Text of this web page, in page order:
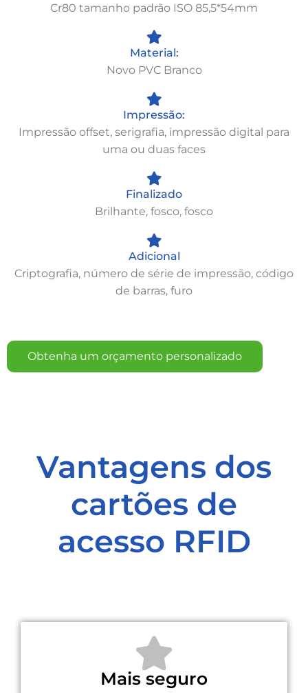
Cr80 tamanho padrão ISO 85,5*54mm
Material:
Novo PVC Branco
Impressão:
Impressão offset, serigrafia, impressão digital para
uma ou duas faces
Finalizado
Brilhante, fosco, fosco
Adicional
Criptografia, número de série de impressão, código
de barras, furo
Obtenha um orçamento personalizado
Vantagens dos
cartões de
acesso RFID
Mais seguro